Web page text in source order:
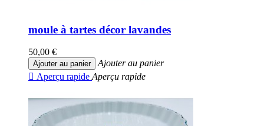
moule à tartes décor lavandes
50,00 €
Ajouter au panier
Ajouter au panier
 Aperçu rapide Aperçu rapide